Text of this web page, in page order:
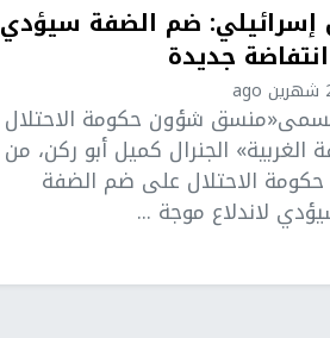
ضم الضفة سيؤدي
انتفاضة جديدة
شؤون حكومة الاحتلال
الجنرال كميل أبو ركن، من
حكومة الاحتلال على ضم الضفة
لاندلاع موجة ...